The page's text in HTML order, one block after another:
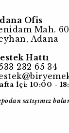
Ofis
Mah.
Adana
Hattı
232 65 34
İçi: 10:00 -
satışımız